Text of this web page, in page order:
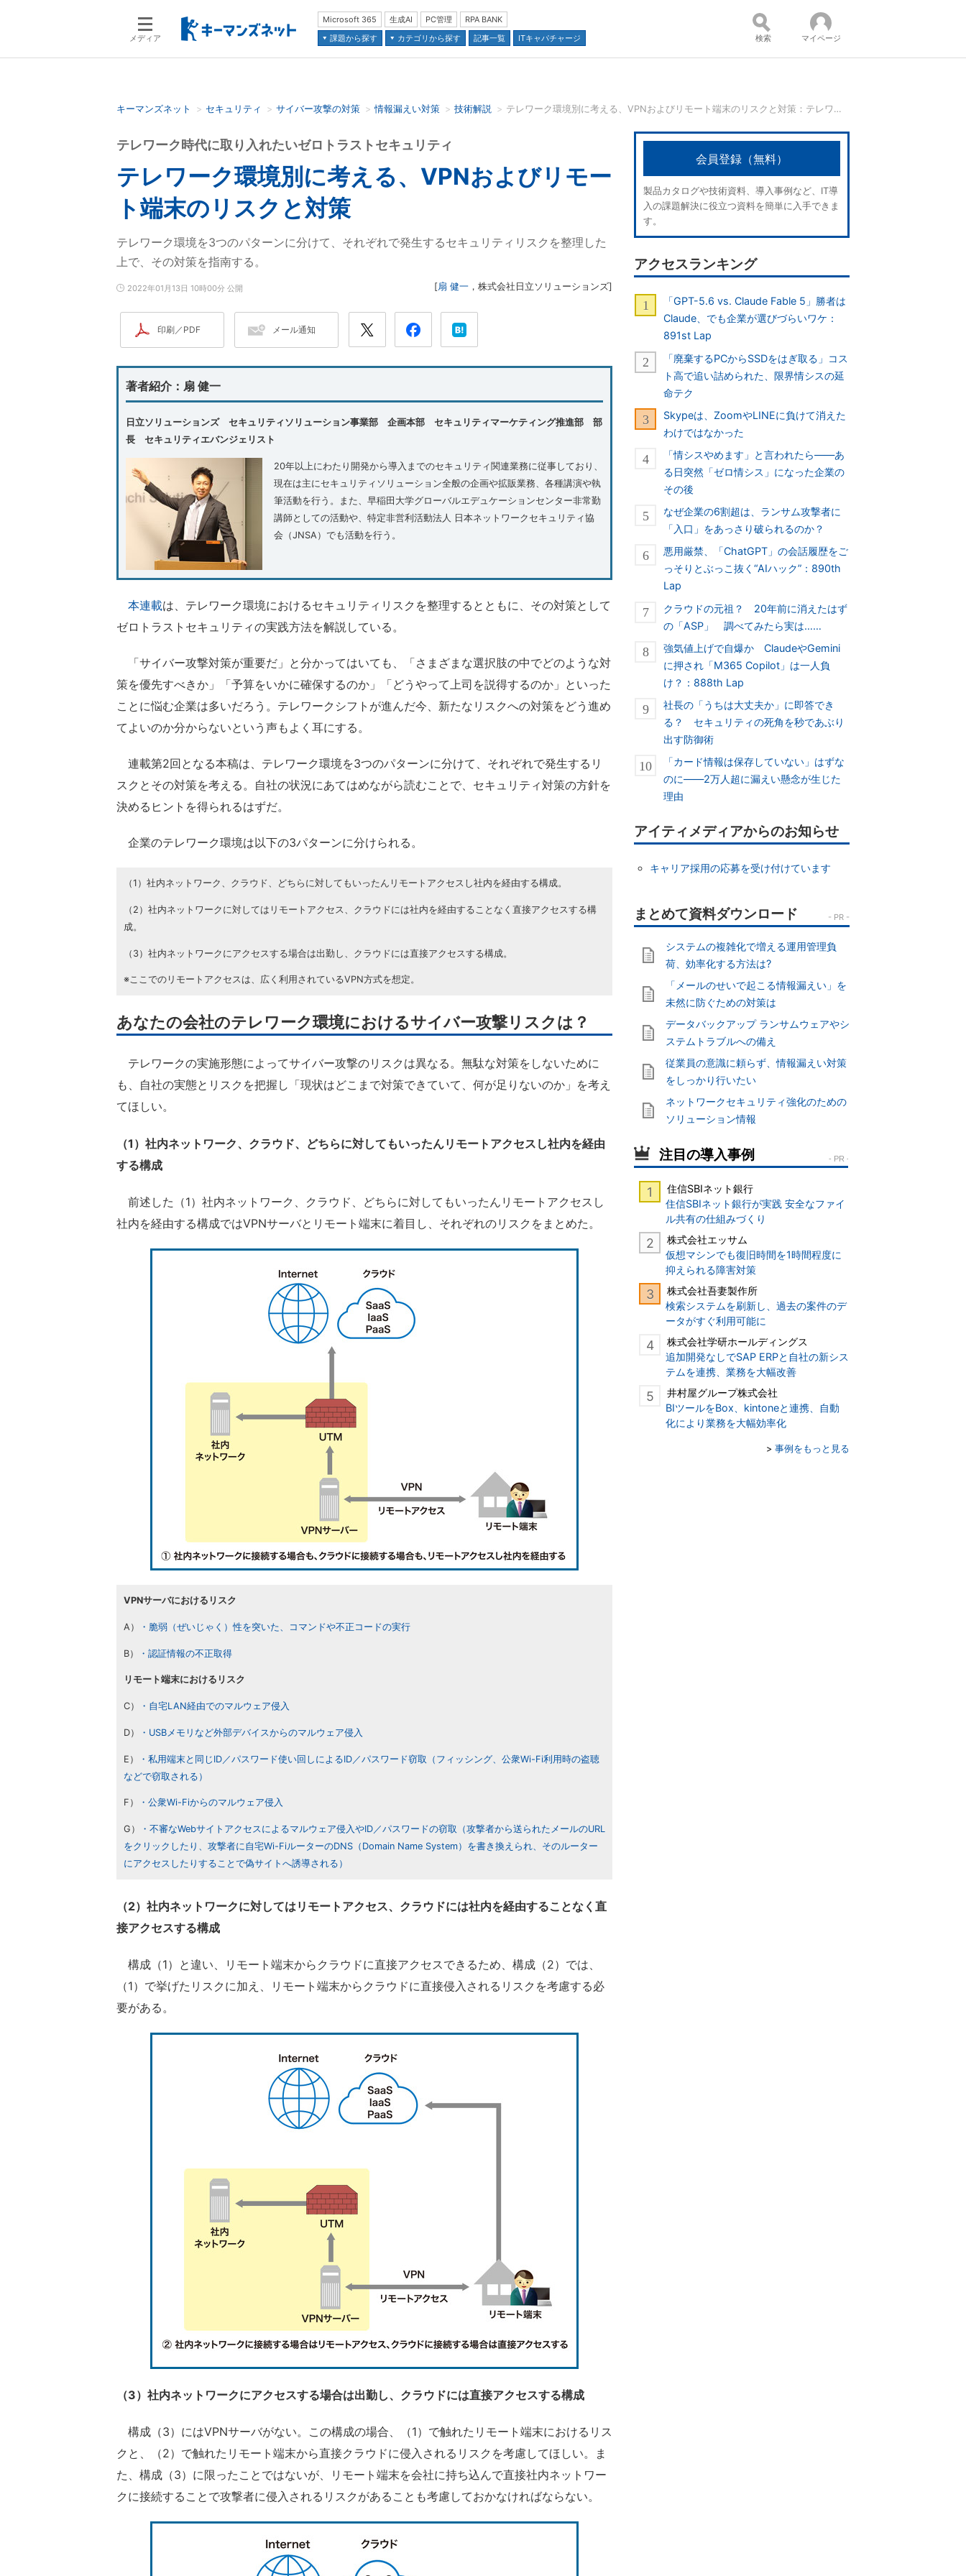
メディア
Microsoft 365 生成AI PC管理
RPA BANK
課題から探す
カテゴリから探す 記事一覧 ITキャパチャージ
検索語を入力してください コンテンツ：
並び順：
検索 マイページ
キーマンズネット セキュリティ サイバー攻撃の対策 情報漏えい対策 技術解説 テレワーク環境別に考える、VPNおよびリモート端末のリスクと対策：テレワーク時代に取り入れたいゼロトラストセキュリティ
テレワーク環境別に考える、VPNおよびリモー
ト端末のリスクと対策
テレワーク時代に取り入れたいゼロトラストセキュリティ
テレワーク環境を3つのパターンに分けて、それぞれで発生するセキュリティリスクを整理した
上で、その対策を指南する。
2022年01月13日 10時00分 公開 [扇 健一 ， 株式会社日立ソリューションズ]
印刷／PDF メール通知
著者紹介：扇 健一
日立ソリューションズ セキュリティソリューション事業部 企画本部 セキュリティマーケティング推進部 部
長 セキュリティエバンジェリスト
20年以上にわたり開発から導入までのセキュリティ関連業務に従事しており、
現在は主にセキュリティソリューション全般の企画や拡販業務、各種講演や執
筆活動を行う。また、早稲田大学グローバルエデュケーションセンター非常勤
講師としての活動や、特定非営利活動法人 日本ネットワークセキュリティ協
会（JNSA）でも活動を行う。
本連載は、テレワーク環境におけるセキュリティリスクを整理するとともに、その対策として
ゼロトラストセキュリティの実践方法を解説している。
「サイバー攻撃対策が重要だ」と分かってはいても、「さまざまな選択肢の中でどのような対
策を優先すべきか」「予算をいかに確保するのか」「どうやって上司を説得するのか」といった
ことに悩む企業は多いだろう。テレワークシフトが進んだ今、新たなリスクへの対策をどう進め
てよいのか分からないという声もよく耳にする。
連載第2回となる本稿は、テレワーク環境を3つのパターンに分けて、それぞれで発生するリ
スクとその対策を考える。自社の状況にあてはめながら読むことで、セキュリティ対策の方針を
決めるヒントを得られるはずだ。
企業のテレワーク環境は以下の3パターンに分けられる。
（1）社内ネットワーク、クラウド、どちらに対してもいったんリモートアクセスし社内を経由する構成。
（2）社内ネットワークに対してはリモートアクセス、クラウドには社内を経由することなく直接アクセスする構
成。
（3）社内ネットワークにアクセスする場合は出勤し、クラウドには直接アクセスする構成。
※ここでのリモートアクセスは、広く利用されているVPN方式を想定。
あなたの会社のテレワーク環境におけるサイバー攻撃リスクは？
テレワークの実施形態によってサイバー攻撃のリスクは異なる。無駄な対策をしないために
も、自社の実態とリスクを把握し「現状はどこまで対策できていて、何が足りないのか」を考え
てほしい。
（1）社内ネットワーク、クラウド、どちらに対してもいったんリモートアクセスし社内を経由
する構成
前述した（1）社内ネットワーク、クラウド、どちらに対してもいったんリモートアクセスし
社内を経由する構成ではVPNサーバとリモート端末に着目し、それぞれのリスクをまとめた。
VPNサーバにおけるリスク
A） ・脆弱（ぜいじゃく）性を突いた、コマンドや不正コードの実行
B） ・認証情報の不正取得
リモート端末におけるリスク
C） ・自宅LAN経由でのマルウェア侵入
D） ・USBメモリなど外部デバイスからのマルウェア侵入
E）
・私用端末と同じID／パスワード使い回しによるID／パスワード窃取（フィッシング、公衆Wi-Fi利用時の盗聴
などで窃取される）
F） ・公衆Wi-Fiからのマルウェア侵入
G）
・不審なWebサイトアクセスによるマルウェア侵入やID／パスワードの窃取（攻撃者から送られたメールのURL
をクリックしたり、攻撃者に自宅Wi-FiルーターのDNS（Domain Name System）を書き換えられ、そのルーター
にアクセスしたりすることで偽サイトへ誘導される）
（2）社内ネットワークに対してはリモートアクセス、クラウドには社内を経由することなく直
接アクセスする構成
構成（1）と違い、リモート端末からクラウドに直接アクセスできるため、構成（2）では、
（1）で挙げたリスクに加え、リモート端末からクラウドに直接侵入されるリスクを考慮する必
要がある。
（3）社内ネットワークにアクセスする場合は出勤し、クラウドには直接アクセスする構成
構成（3）にはVPNサーバがない。この構成の場合、（1）で触れたリモート端末におけるリス
クと、（2）で触れたリモート端末から直接クラウドに侵入されるリスクを考慮してほしい。ま
た、構成（3）に限ったことではないが、リモート端末を会社に持ち込んで直接社内ネットワー
クに接続することで攻撃者に侵入されるリスクがあることも考慮しておかなければならない。
会員登録（無料）
製品カタログや技術資料、導入事例など、IT導
入の課題解決に役立つ資料を簡単に入手できま
す。
アクセスランキング
「GPT-5.6 vs. Claude Fable 5」勝者は
Claude、でも企業が選びづらいワケ：
891st Lap
「廃棄するPCからSSDをはぎ取る」コス
ト高で追い詰められた、限界情シスの延
命テク
Skypeは、ZoomやLINEに負けて消えた
わけではなかった
「情シスやめます」と言われたら――あ
る日突然「ゼロ情シス」になった企業の
その後
なぜ企業の6割超は、ランサム攻撃者に
「入口」をあっさり破られるのか？
悪用厳禁、「ChatGPT」の会話履歴をご
っそりとぶっこ抜く“AIハック”：890th
Lap
クラウドの元祖？ 20年前に消えたはず
の「ASP」 調べてみたら実は……
強気値上げで自爆か ClaudeやGemini
に押され「M365 Copilot」は一人負
け？：888th Lap
社長の「うちは大丈夫か」に即答でき
る？ セキュリティの死角を秒であぶり
出す防御術
「カード情報は保存していない」はずな
のに――2万人超に漏えい懸念が生じた
理由
アイティメディアからのお知らせ
キャリア採用の応募を受け付けています
システムの複雑化で増える運用管理負
荷、効率化する方法は?
「メールのせいで起こる情報漏えい」を
未然に防ぐための対策は
データバックアップ ランサムウェアやシ
ステムトラブルへの備え
従業員の意識に頼らず、情報漏えい対策
をしっかり行いたい
ネットワークセキュリティ強化のための
ソリューション情報